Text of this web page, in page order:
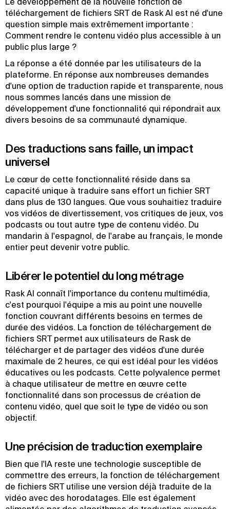
téléchargement de fichiers SRT de Rask AI est né d'une
question simple mais extrêmement importante :
Comment rendre le contenu vidéo plus accessible à un
public plus large ?
La réponse a été donnée par les utilisateurs de la
plateforme. En réponse aux nombreuses demandes
d'une option de traduction rapide et transparente, nous
nous sommes lancés dans une mission de
développement d'une fonctionnalité qui répondrait aux
divers besoins de sa communauté dynamique.
Des traductions sans faille, un impact
universel
Le cœur de cette fonctionnalité réside dans sa
capacité unique à traduire sans effort un fichier SRT
dans plus de 130 langues. Que vous souhaitiez traduire
vos vidéos de divertissement, vos critiques de jeux, vos
podcasts ou tout autre type de contenu vidéo. Du
mandarin à l'espagnol, de l'arabe au français, le monde
entier peut devenir votre public.
Libérer le potentiel du long métrage
Rask AI connaît l'importance du contenu multimédia,
c'est pourquoi l'équipe a mis au point une nouvelle
fonction couvrant différents besoins en termes de
durée des vidéos. La fonction de téléchargement de
fichiers SRT permet aux utilisateurs de Rask de
télécharger et de partager des vidéos d'une durée
maximale de 2 heures, ce qui est idéal pour les vidéos
éducatives ou les podcasts. Cette polyvalence permet
à chaque utilisateur de mettre en œuvre cette
fonctionnalité dans son processus de création de
contenu vidéo, quel que soit le type de vidéo ou son
objectif.
Une précision de traduction exemplaire
Bien que l'IA reste une technologie susceptible de
commettre des erreurs, la fonction de téléchargement
de fichiers SRT utilise une version déjà traduite de la
vidéo avec des horodatages. Elle est également